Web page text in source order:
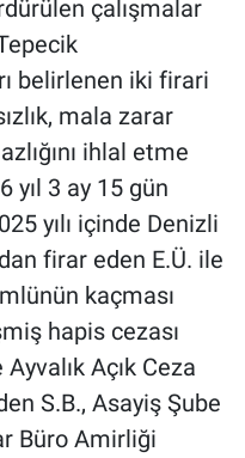
çalışmalar
belirlenen iki firari
mala zarar
ihlal etme
yıl 3 ay 15 gün
yılı içinde Denizli
firar eden E.Ü. ile
kaçması
hapis cezası
Açık Ceza
S.B., Asayiş Şube
Büro Amirliği